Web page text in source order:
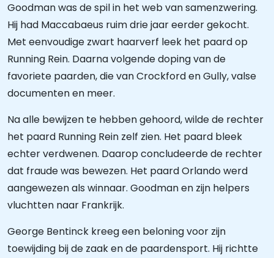
Goodman was de spil in het web van samenzwering.
Hij had Maccabaeus ruim drie jaar eerder gekocht.
Met eenvoudige zwart haarverf leek het paard op
Running Rein. Daarna volgende doping van de
favoriete paarden, die van Crockford en Gully, valse
documenten en meer.
Na alle bewijzen te hebben gehoord, wilde de rechter
het paard Running Rein zelf zien. Het paard bleek
echter verdwenen. Daarop concludeerde de rechter
dat fraude was bewezen. Het paard Orlando werd
aangewezen als winnaar. Goodman en zijn helpers
vluchtten naar Frankrijk.
George Bentinck kreeg een beloning voor zijn
toewijding bij de zaak en de paardensport. Hij richtte